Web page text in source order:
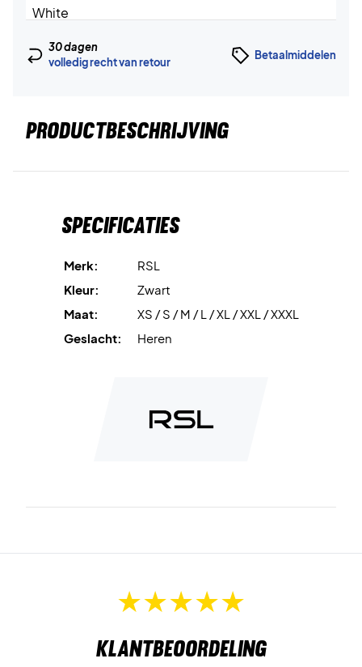
30 dagen
volledig recht van retour
Betaalmiddelen
PRODUCTBESCHRIJVING
Specificaties
Merk:
RSL
Kleur:
Zwart
Maat:
XS / S / M / L / XL / XXL / XXXL
Geslacht:
Heren
Klantbeoordeling